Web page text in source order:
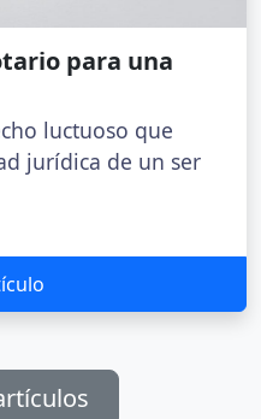
para una
luctuoso que
jurídica de un ser